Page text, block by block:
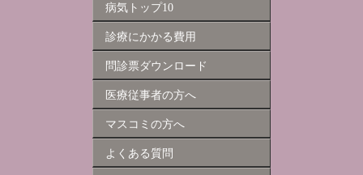
病気トップ10
診療にかかる費用
問診票ダウンロード
医療従事者の方へ
マスコミの方へ
よくある質問